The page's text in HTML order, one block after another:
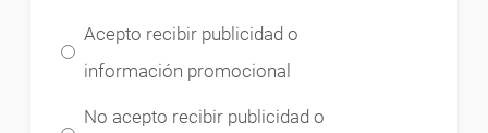
Acepto recibir publicidad o
información promocional
No acepto recibir publicidad o